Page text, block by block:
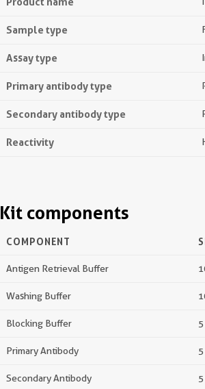
Sample type
Assay type
Primary antibody type
Secondary antibody type
Reactivity
Kit components
COMPONENT
Antigen Retrieval Buffer
Washing Buffer
Blocking Buffer
Primary Antibody
Secondary Antibody